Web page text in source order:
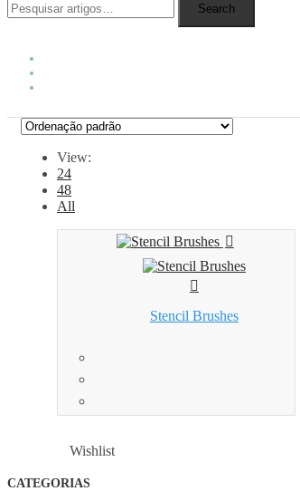
Search
View:
24
48
All
Stencil Brushes
Wishlist
CATEGORIAS